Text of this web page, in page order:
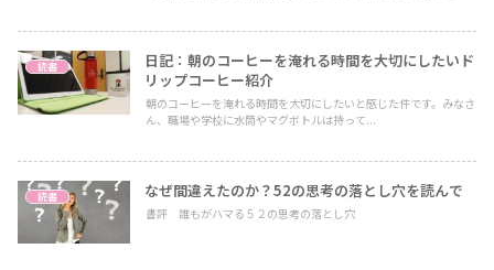
ですので、興味がある方はぜひ本書を手にとって読んでみてくださ
い。
読書
日記：朝のコーヒーを淹れる時間を大切にしたいド
リップコーヒー紹介
朝のコーヒーを淹れる時間を大切にしたいと感じた件です。みなさ
ん、職場や学校に水筒やマグボトルは持って...
読書 なぜ間違えたのか？52の思考の落とし穴を読んで
書評 誰もがハマる５２の思考の落とし穴